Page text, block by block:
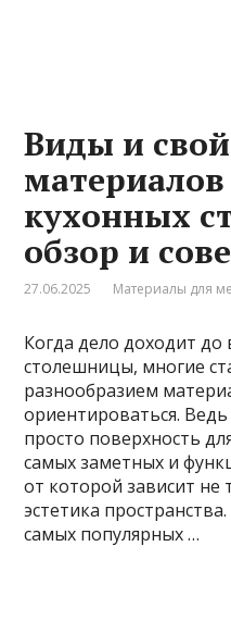
Виды и
кухонных
обзор и
27.06.2025 Материалы для
Когда дело доходит
столешницы, многие
разнообразием
ориентироваться.
просто поверхность
самых заметных и
от которой зависит не
эстетика
самых популярных …